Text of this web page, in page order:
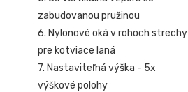
zabudovanou pružinou
6. Nylonové oká v rohoch strechy
pre kotviace laná
7. Nastaviteľná výška - 5x
výškové polohy